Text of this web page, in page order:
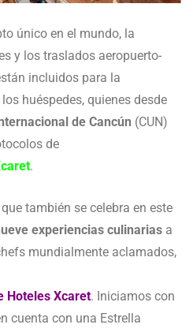
único en el mundo, la
y los traslados aeropuerto-
incluidos para la
huéspedes, quienes desde
de Cancún (CUN)
de
.
también se celebra en este
experiencias culinarias a
mundialmente aclamados,
Hoteles Xcaret. Iniciamos con
cuenta con una Estrella